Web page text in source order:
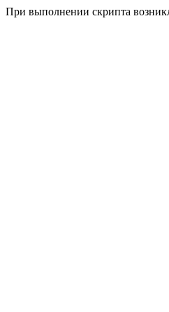
При выполнении скрипта